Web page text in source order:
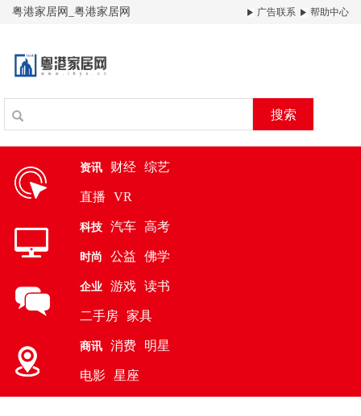
粤港家居网_粤港家居网 广告联系 帮助中心
搜索
资讯 财经 综艺
直播 VR
科技 汽车 高考
时尚 公益 佛学
企业 游戏 读书
二手房 家具
商讯 消费 明星
电影 星座